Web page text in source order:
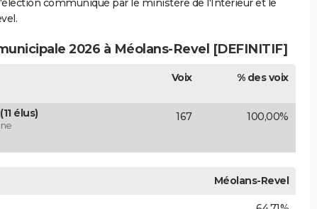
communiqué par le ministère de l'Intérieur et le
2026 à Méolans-Revel [DEFINITIF]
Voix % des voix
élus) 167 100,00%
Méolans-Revel